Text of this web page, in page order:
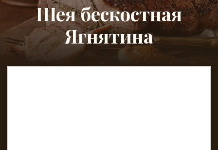
Шея бескостная
Ягнятина